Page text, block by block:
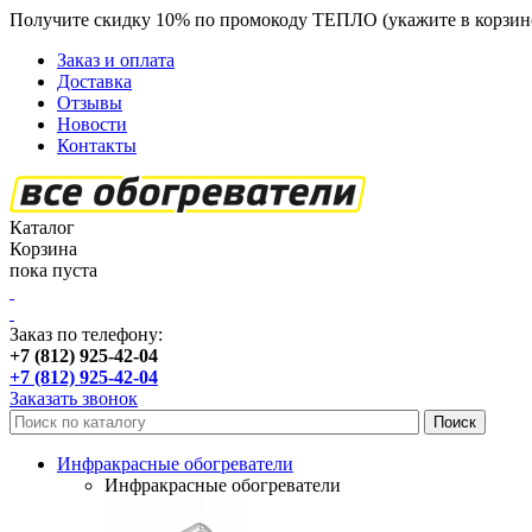
Получите скидку 10% по промокоду ТЕПЛО (укажите в
Заказ и оплата
Доставка
Отзывы
Новости
Контакты
Каталог
Корзина
пока пуста
Заказ по телефону:
+7 (812) 925-42-04
+7 (812) 925-42-04
Заказать звонок
Инфракрасные обогреватели
Инфракрасные обогреватели